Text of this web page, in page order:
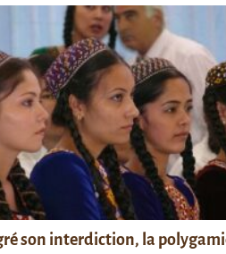
son interdiction, la